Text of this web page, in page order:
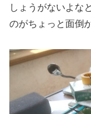
しょうがないよな
のがちょっと面倒